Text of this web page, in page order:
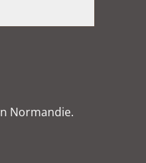
Normandie.